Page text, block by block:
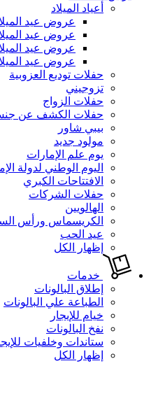
أعياد الميلاد
عروض عيد
عروض عيد
عروض عيد
عروض عيد
حفلات توديع العزوبية
تزوجيني
حفلات الزواج
حفلات الكشف عن
بيبي شاور
مولود جديد
يوم علم الإمارات
اليوم الوطني لدولة
الافتتاحات الكبري
حفلات الشركات
الهالويين
الكريسماس ورأس
عيد الحب
إظهار الكل
خدمات
إطلاق البالونات
الطباعة علي البالونات
خيام للإيجار
نفخ البالونات
ستاندات وخلفيات
إظهار الكل